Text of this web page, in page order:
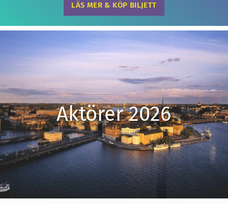
LÄS MER & KÖP BILJETT
Aktörer 2026